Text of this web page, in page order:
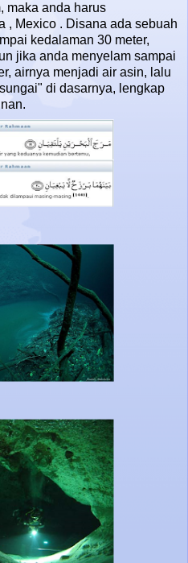
maka anda harus
, Mexico . Disana ada sebuah
kedalaman 30 meter,
jika anda menyelam sampai
airnya menjadi air asin, lalu
di dasarnya, lengkap